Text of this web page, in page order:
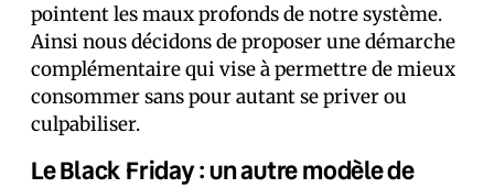
pointent les maux profonds de notre système.
Ainsi nous décidons de proposer une démarche
complémentaire qui vise à permettre de mieux
consommer sans pour autant se priver ou
culpabiliser.
Le Black Friday : un autre modèle de